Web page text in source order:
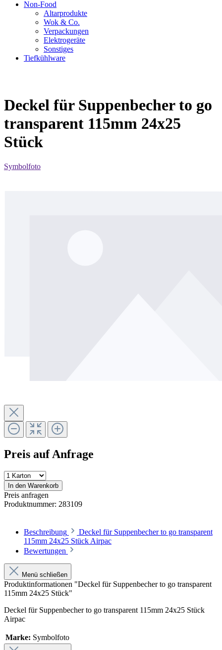
Non-Food
Altarprodukte
Wok & Co.
Verpackungen
Elektrogeräte
Sonstiges
Tiefkühlware
Deckel für Suppenbecher to go
transparent 115mm 24x25
Stück
Symbolfoto
Preis auf Anfrage
In den Warenkorb
Preis anfragen
Produktnummer: 283109
Beschreibung
Deckel für Suppenbecher to go transparent
115mm 24x25 Stück Airpac
Bewertungen
Menü schließen
Produktinformationen "Deckel für Suppenbecher to go transparent
115mm 24x25 Stück"
Deckel für Suppenbecher to go transparent 115mm 24x25 Stück
Airpac
Marke: Symbolfoto